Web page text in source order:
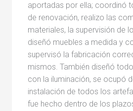
aportadas por ella; coordinó
de renovación, realizo las
materiales, la supervisión de
diseñó muebles a medida y
supervisó la fabricación
mismos. También diseñó
con la iluminación, se ocupó
instalación de todos los
fue hecho dentro de los